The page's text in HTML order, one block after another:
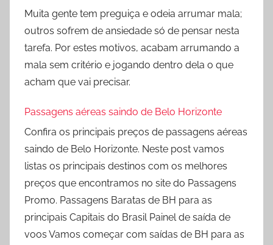
Muita gente tem preguiça e odeia arrumar mala;
outros sofrem de ansiedade só de pensar nesta
tarefa. Por estes motivos, acabam arrumando a
mala sem critério e jogando dentro dela o que
acham que vai precisar.
Passagens aéreas saindo de Belo Horizonte
Confira os principais preços de passagens aéreas
saindo de Belo Horizonte. Neste post vamos
listas os principais destinos com os melhores
preços que encontramos no site do Passagens
Promo. Passagens Baratas de BH para as
principais Capitais do Brasil Painel de saída de
voos Vamos começar com saídas de BH para as